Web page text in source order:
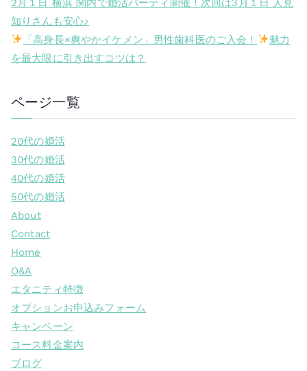
知りさんも安心♪
「高身長×爽やかイケメン」男性歯科医のご入会！
魅力
を最大限に引き出すコツは？
ページ一覧
20代の婚活
30代の婚活
40代の婚活
50代の婚活
About
Contact
Home
Q&A
エタニティ特徴
オプションお申込みフォーム
キャンペーン
コース料金案内
ブログ